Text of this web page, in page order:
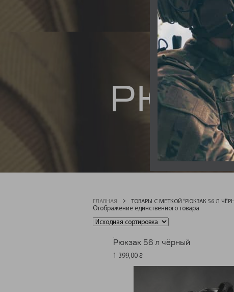
ГЛАВНАЯ ТОВАРЫ С МЕТКОЙ “РЮКЗАК 56 Л
Отображение единственного товара
.
Рюкзак 56 л чёрный
1 399,00 ₴